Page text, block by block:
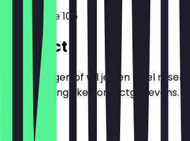
Kantstraße 105
Contact
Heb je vragen of wil je een tafel
je alle belangrijke contactgegevens.
Telefoon